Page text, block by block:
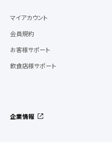
マイアカウント
会員規約
お客様サポート
飲食店様サポート
企業情報